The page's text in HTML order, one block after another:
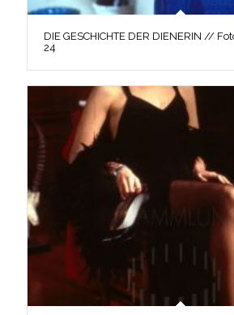
DIE GESCHICHTE DER DIENERIN //
24